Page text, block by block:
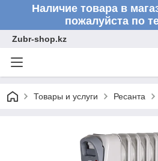
Наличие товара в
пожалуйста по
Zubr-shop.kz
Товары и услуги Ресанта